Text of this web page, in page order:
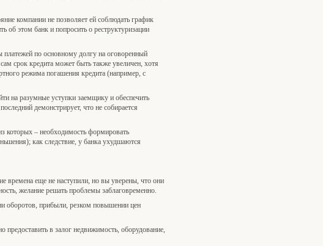
компании не позволяет ей соблюдать график
об этом банк и попросить о реструктуризации
платежей по основному долгу на оговоренный
срок кредита может быть также увеличен, хотя
режима погашения кредита (например, с
на разумные уступки заемщику и обеспечить
демонстрирует, что не собирается
которых – необходимость формировать
как следствие, у банка ухудшаются
времена еще не наступили, но вы уверены, что они
желание решать проблемы заблаговременно.
оборотов, прибыли, резком повышении цен
в залог недвижимость, оборудование,